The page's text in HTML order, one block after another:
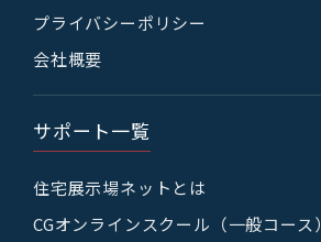
プライバシーポリシー
会社概要
サポート一覧
住宅展示場ネットとは
CGオンラインスクール（一般コース）